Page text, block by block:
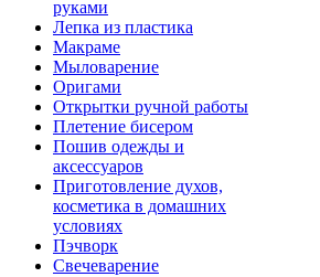
руками
Лепка из пластика
Макраме
Мыловарение
Оригами
Открытки ручной работы
Плетение бисером
Пошив одежды и
аксессуаров
Приготовление духов,
косметика в домашних
условиях
Пэчворк
Свечеварение